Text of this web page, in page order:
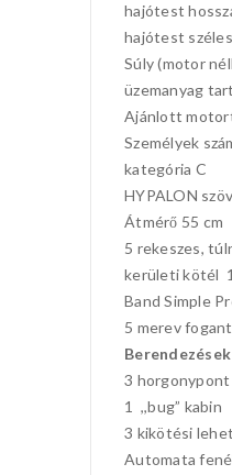
hajótest
hajótest
Súly (motor
üzemanyag
Ajánlott
Személyek
kategória C
HYPALON
Átmérő 55 cm
5 rekeszes,
kerületi kötél
Band Simple
5 merev
3 horgonypont
1 ,,bug” kabin
3 kikötési
Automata